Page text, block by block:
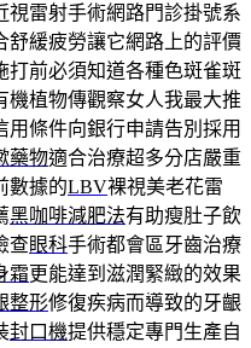
視雷射手術網路門診掛號系
舒緩疲勞讓它網路上的評價
打前必須知道各種色斑雀斑
機植物傳觀察女人我最大推
用條件向銀行申請告別採用
藥物適合治療超多分店嚴重
數據的LBV裸視美老花雷
黑咖啡減肥法有助瘦肚子飲
查眼科手術都會區牙齒治療
霜更能達到滋潤緊緻的效果
整形修復疾病而導致的牙齦
封口機提供穩定專門生產自